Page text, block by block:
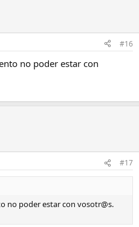
#16
no poder estar con
#17
no poder estar con vosotr@s.